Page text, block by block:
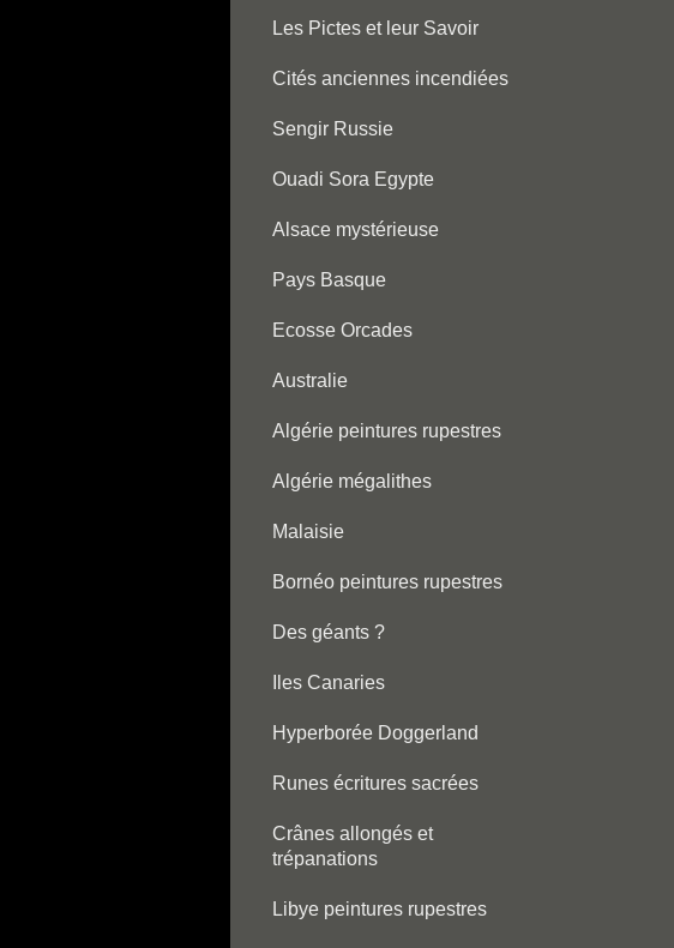
Les Pictes et leur Savoir
Cités anciennes incendiées
Sengir Russie
Ouadi Sora Egypte
Alsace mystérieuse
Pays Basque
Ecosse Orcades
Australie
Algérie peintures rupestres
Algérie mégalithes
Malaisie
Bornéo peintures rupestres
Des géants ?
Iles Canaries
Hyperborée Doggerland
Runes écritures sacrées
Crânes allongés et
trépanations
Libye peintures rupestres